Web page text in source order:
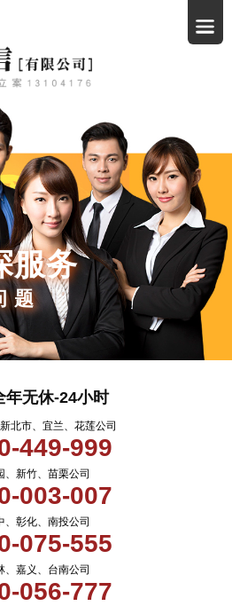
服务
题
年无休-24小时
北市、宜兰、花莲公司
449-999
、新竹、苗栗公司
003-007
、彰化、南投公司
075-555
、嘉义、台南公司
056-777